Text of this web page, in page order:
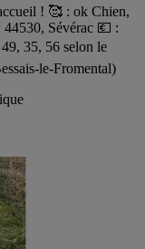
! 🥰 : ok Chien,
Sévérac 💶 :
35, 56 selon le
le-Fromental)